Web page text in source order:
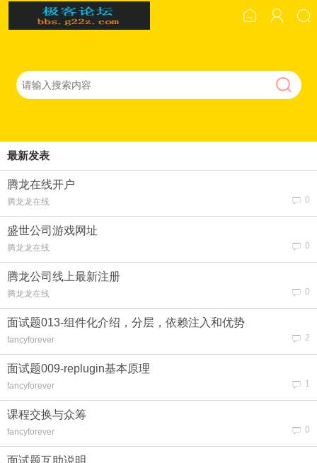
最新发表
腾龙在线开户
腾龙龙在线 0
盛世公司游戏网址
腾龙龙在线 0
腾龙公司线上最新注册
腾龙龙在线 0
面试题013-组件化介绍，分层，依赖注入和优势
fancyforever 2
面试题009-replugin基本原理
fancyforever 1
课程交换与众筹
fancyforever 0
面试题互助说明